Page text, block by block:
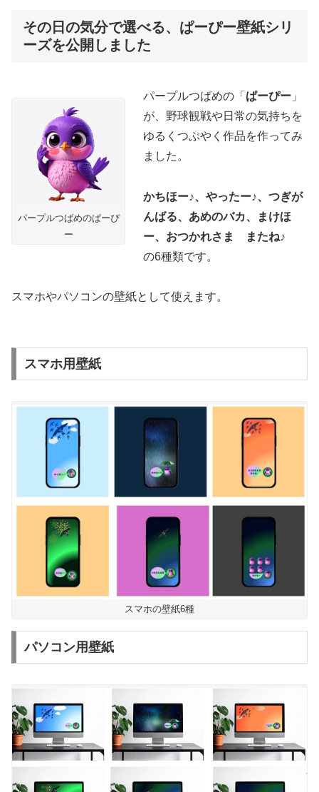
その日の気分で選べる、ぱーぴー壁紙シリ
ーズを公開しました
パープルつばめのぱーぴ
ー
パープルつばめの「 ぱーぴー 」
が、野球観戦や日常の気持ちを
ゆるくつぶやく作品を作ってみ
ました。
かちほー♪、やったー♪、つぎが
んばる、あめのバカ、まけほ
ー、おつかれさま またね♪
の6種類です。
スマホやパソコンの壁紙として使えます。
スマホ用壁紙
スマホの壁紙6種
パソコン用壁紙